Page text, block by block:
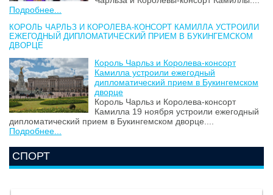
Подробнее...
КОРОЛЬ ЧАРЛЬЗ И КОРОЛЕВА-КОНСОРТ КАМИЛЛА УСТРОИЛИ
ЕЖЕГОДНЫЙ ДИПЛОМАТИЧЕСКИЙ ПРИЕМ В БУКИНГЕМСКОМ
ДВОРЦЕ
Король Чарльз и Королева-консорт
Камилла устроили ежегодный
дипломатический прием в Букингемском
дворце
Король Чарльз и Королева-консорт
Камилла 19 ноября устроили ежегодный
дипломатический прием в Букингемском дворце....
Подробнее...
СПОРТ